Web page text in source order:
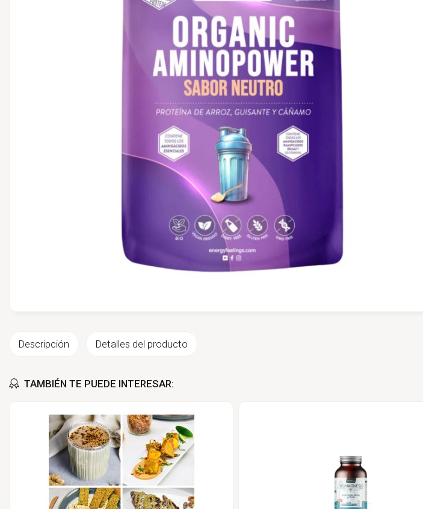
Descripción Detalles del producto
TAMBIÉN TE PUEDE INTERESAR: